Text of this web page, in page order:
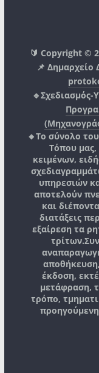
🔰 Copyright ©
📌
🔹Σχεδιασμός-
🔸Το σύνολο
Τόπου
κειμένων,
υπηρεσιών
αποτελούν
και
διατάξεις
εξαίρεση τα
τρίτων.
έκδοση,
μετάφραση,
τρόπο,